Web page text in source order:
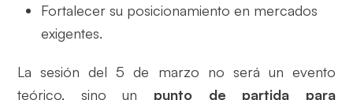
Fortalecer su posicionamiento en mercados
exigentes.
La sesión del 5 de marzo no será un evento
teórico, sino un punto de partida para